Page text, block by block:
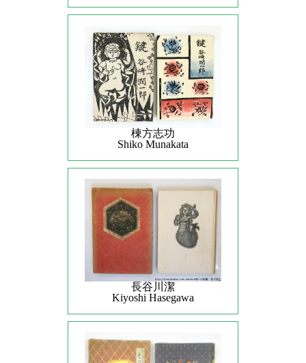
棟方志功
Shiko Munakata
長谷川潔
Kiyoshi Hasegawa